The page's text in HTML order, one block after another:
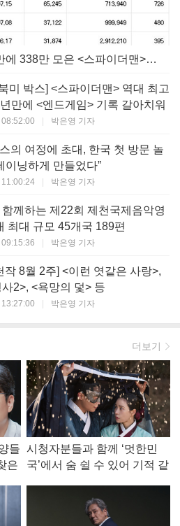
[8월 1주 국내 박스] 5일 만에 338만 모은 <스파이더맨> 극장가 235% 대반등, <호프>는 400만 돌파
미 박스] <스파이더맨> 역대 최고
만에 <엔드게임> 기록 갈아치워
| 박은영 기자
의 여정에 초대, 한국 첫 방문 놀
이닝하게 만들었다”
| 박은영 기자
께하는 제22회 제천국제음악영
최대 규모 45개국 189편
| 박은영 기자
작 8월 2주] <이런 엿같은 사랑>,
2>, <욕망의 덫> 등
| 박은영 기자
더보기
들
은
시청자분들과 함께 ‘멋한민
국’에서 숨 쉴 수 있어 기적 같